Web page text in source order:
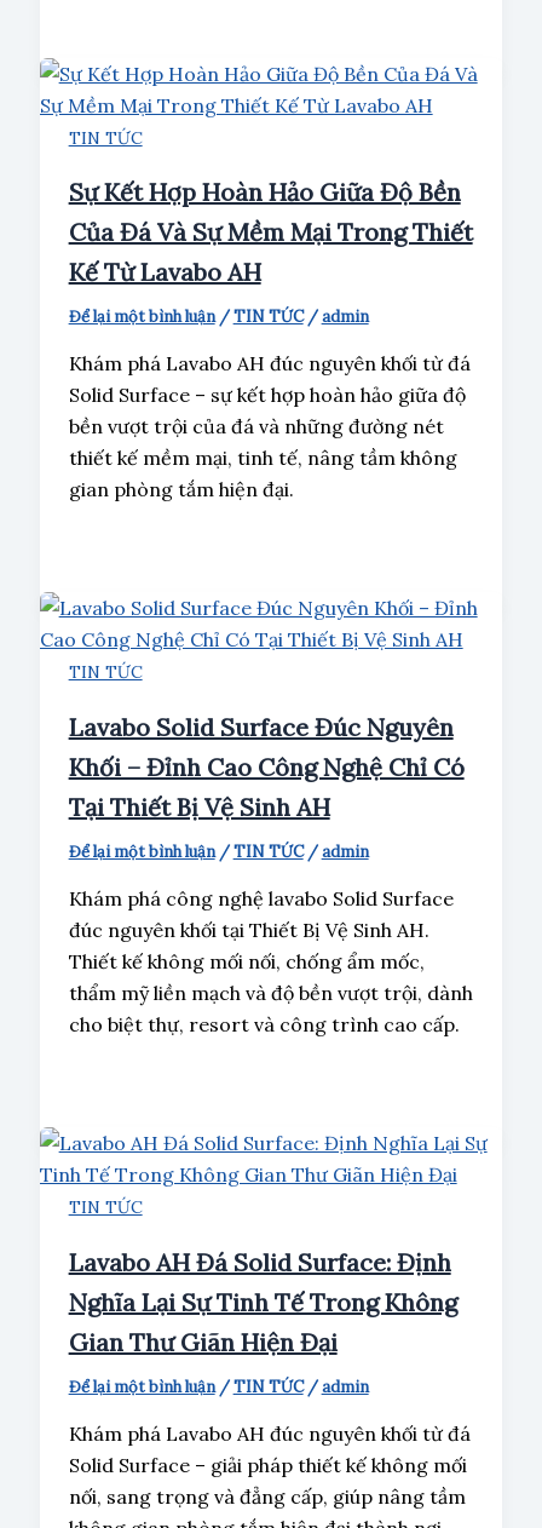
TIN TỨC
Sự Kết Hợp Hoàn Hảo Giữa Độ Bền
Của Đá Và Sự Mềm Mại Trong Thiết
Kế Từ Lavabo AH
Để lại một bình luận /TIN TỨC/admin
Khám phá Lavabo AH đúc nguyên khối từ đá
Solid Surface – sự kết hợp hoàn hảo giữa độ
bền vượt trội của đá và những đường nét
thiết kế mềm mại, tinh tế, nâng tầm không
gian phòng tắm hiện đại.
TIN TỨC
Lavabo Solid Surface Đúc Nguyên
Khối – Đỉnh Cao Công Nghệ Chỉ Có
Tại Thiết Bị Vệ Sinh AH
Để lại một bình luận /TIN TỨC/admin
Khám phá công nghệ lavabo Solid Surface
đúc nguyên khối tại Thiết Bị Vệ Sinh AH.
Thiết kế không mối nối, chống ẩm mốc,
thẩm mỹ liền mạch và độ bền vượt trội, dành
cho biệt thự, resort và công trình cao cấp.
TIN TỨC
Lavabo AH Đá Solid Surface: Định
Nghĩa Lại Sự Tinh Tế Trong Không
Gian Thư Giãn Hiện Đại
Để lại một bình luận /TIN TỨC/admin
Khám phá Lavabo AH đúc nguyên khối từ đá
Solid Surface – giải pháp thiết kế không mối
nối, sang trọng và đẳng cấp, giúp nâng tầm